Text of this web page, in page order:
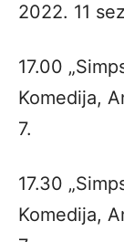
2022. 11
17.00
Komedija,
7.
17.30
Komedija,